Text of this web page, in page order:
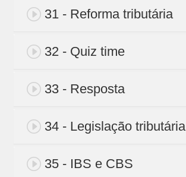
31 - Reforma tributária
32 - Quiz time
33 - Resposta
34 - Legislação tributária
35 - IBS e CBS